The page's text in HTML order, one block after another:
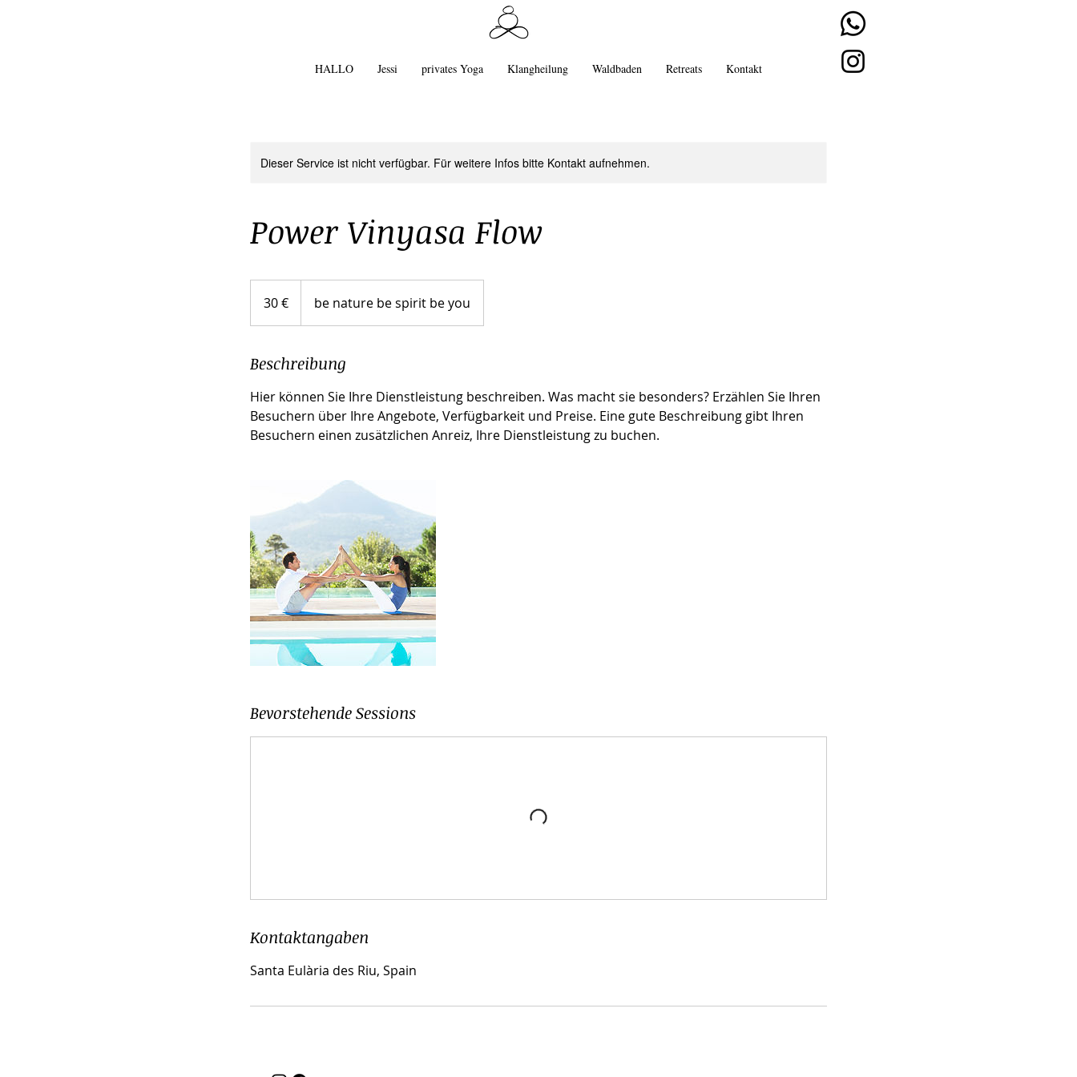
HALLO Jessi privates Yoga Klangheilung Waldbaden Retreats Kontakt
Dieser Service ist nicht verfügbar. Für weitere Infos bitte Kontakt aufnehmen.
Power Vinyasa Flow
30 € be nature be spirit be you
Beschreibung
Hier können Sie Ihre Dienstleistung beschreiben. Was macht sie besonders? Erzählen Sie Ihren
Besuchern über Ihre Angebote, Verfügbarkeit und Preise. Eine gute Beschreibung gibt Ihren
Besuchern einen zusätzlichen Anreiz, Ihre Dienstleistung zu buchen.
Bevorstehende Sessions
Kontaktangaben
Santa Eulària des Riu, Spain